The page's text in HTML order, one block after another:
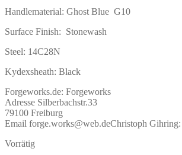
Handlematerial: Ghost Blue G10
Surface Finish: Stonewash
Steel: 14C28N
Kydexsheath: Black
Forgeworks.de: Forgeworks
Adresse Silberbachstr.33
79100 Freiburg
Email forge.works@web.deChristoph Gihring:
Vorrätig